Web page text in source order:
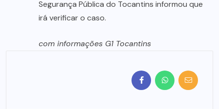
Segurança Pública do Tocantins informou que
irá verificar o caso.
com informações G1 Tocantins